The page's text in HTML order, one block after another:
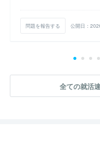
問題を報告する 公開日：
全ての就活